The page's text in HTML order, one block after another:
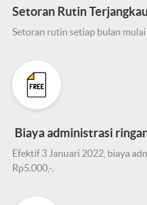
Setoran Rutin Terjangkau
Setoran rutin setiap bulan
Biaya administrasi
Efektif 3 Januari 2022, biaya
Rp5.000,-.